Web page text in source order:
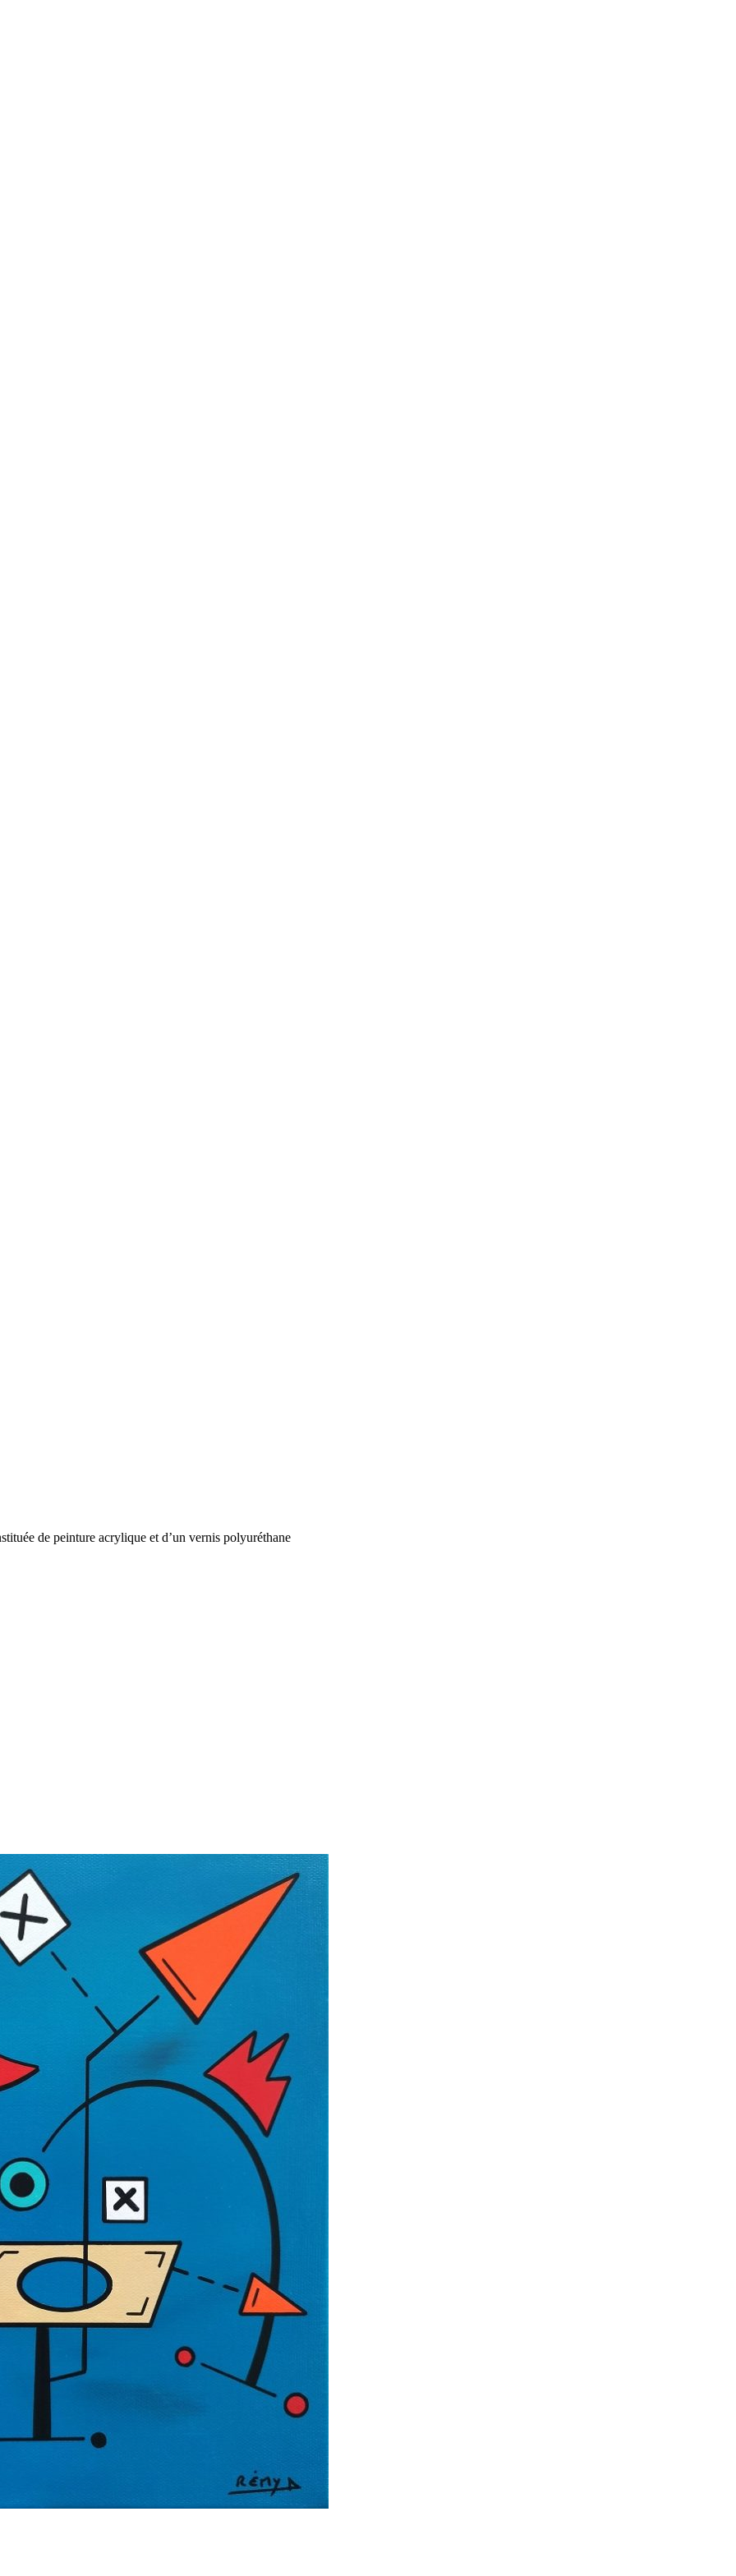
de peinture acrylique et d’un vernis polyuréthane